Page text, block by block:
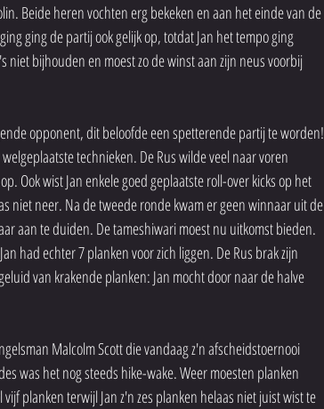
Beide heren vochten erg bekeken en aan het einde van de
ging de partij ook gelijk op, totdat Jan het tempo ging
niet bijhouden en moest zo de winst aan zijn neus voorbij
opponent, dit beloofde een spetterende partij te worden!
technieken. De Rus wilde veel naar voren
Ook wist Jan enkele goed geplaatste roll-over kicks op het
niet neer. Na de tweede ronde kwam er geen winnaar uit de
aan te duiden. De tameshiwari moest nu uitkomst bieden.
had echter 7 planken voor zich liggen. De Rus brak zijn
van krakende planken: Jan mocht door naar de halve
Malcolm Scott die vandaag z'n afscheidstoernooi
was het nog steeds hike-wake. Weer moesten planken
planken terwijl Jan z'n zes planken helaas niet juist wist te